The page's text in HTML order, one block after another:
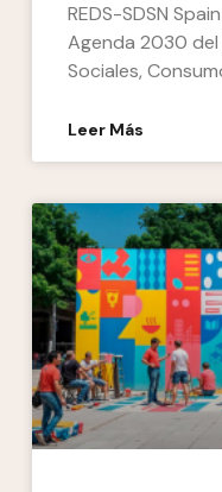
REDS-SDSN
Agenda 2030
Sociales,
Leer Más